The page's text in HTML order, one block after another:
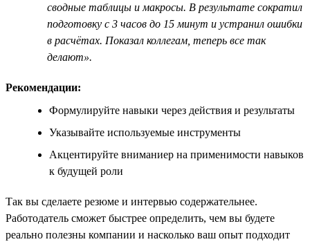
сводные таблицы и макросы. В результате сократил
подготовку с 3 часов до 15 минут и устранил ошибки
в расчётах. Показал коллегам, теперь все так
делают».
Рекомендации:
Формулируйте навыки через действия и результаты
Указывайте используемые инструменты
Акцентируйте вниманиер на применимости навыков
к будущей роли
Так вы сделаете резюме и интервью содержательнее.
Работодатель сможет быстрее определить, чем вы будете
реально полезны компании и насколько ваш опыт подходит